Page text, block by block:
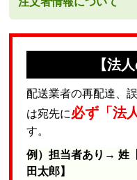
【法
配送業者の再配達、
は宛先に必ず「法
す。
例）担当者あり→ 姓
田太郎】